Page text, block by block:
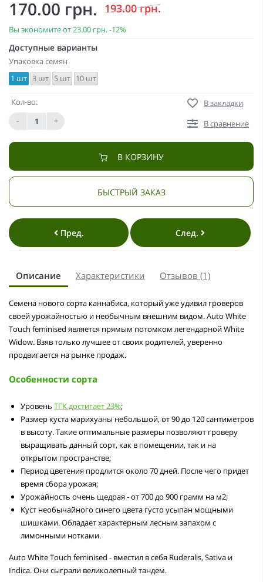
170.00 грн. 193.00 грн.
Вы экономите от23.00 грн.-12%
Доступные варианты
Упаковка семян
1 шт 3 шт 5 шт 10 шт
Кол-во:
-
+
В закладки
В сравнение
В КОРЗИНУ
БЫСТРЫЙ ЗАКАЗ
Пред. След.
Описание Характеристики Отзывов (1)
Семена нового сорта каннабиса, который уже удивил гроверов
своей урожайностью и необычным внешним видом. Auto White
Touch feminised является прямым потомком легендарной White
Widow. Взяв только лучшее от своих родителей, уверенно
продвигается на рынке продаж.
Особенности сорта
Уровень ТГК достигает 23%;
Размер куста марихуаны небольшой, от 90 до 120 сантиметров
в высоту. Такие оптимальные размеры позволяют гроверу
выращивать данный сорт, как в помещении, так и на
открытом пространстве;
Период цветения продлится около 70 дней. После чего придет
время сбора урожая;
Урожайность очень щедрая - от 700 до 900 грамм на м2;
Куст необычайного синего цвета густо усыпан мощными
шишками. Обладает характерным лесным запахом с
лимонными нотками.
Auto White Touch feminised - вместил в себя Ruderalis, Sativa и
Indica. Они сыграли великолепный тандем.